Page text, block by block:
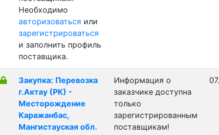
Необходимо
авторизоваться или
зарегистрироваться
и заполнить профиль
поставщика.
Закупка: Перевозка
г.Актау (РК) -
Месторождение
Каражанбас,
Мангистауская обл.
Информация о
заказчике доступна
только
зарегистрированным
поставщикам!